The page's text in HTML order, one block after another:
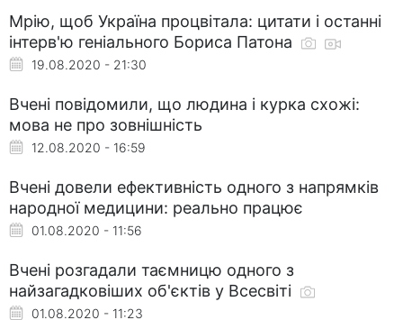
Мрію, щоб Україна процвітала: цитати і останні
інтерв'ю геніального Бориса Патона
19.08.2020 - 21:30
Вчені повідомили, що людина і курка схожі:
мова не про зовнішність
12.08.2020 - 16:59
Вчені довели ефективність одного з напрямків
народної медицини: реально працює
01.08.2020 - 11:56
Вчені розгадали таємницю одного з
найзагадковіших об'єктів у Всесвіті
01.08.2020 - 11:23